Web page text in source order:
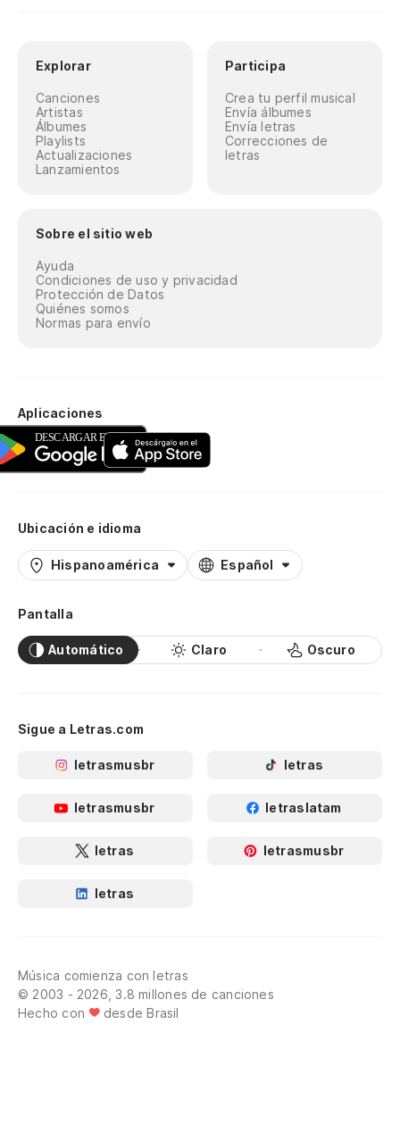
Explorar
Canciones
Artistas
Álbumes
Playlists
Actualizaciones
Lanzamientos
Participa
Crea tu perfil musical
Envía álbumes
Envía letras
Correcciones de
letras
Sobre el sitio web
Ayuda
Condiciones de uso y privacidad
Protección de Datos
Quiénes somos
Normas para envío
Aplicaciones
Ubicación e idioma
Hispanoamérica Español
Pantalla
Automático Claro Oscuro
Sigue a Letras.com
letrasmusbr letras
letrasmusbr letraslatam
letras letrasmusbr
letras
Música comienza con letras
© 2003 - 2026, 3.8 millones de canciones
Hecho con
desde Brasil